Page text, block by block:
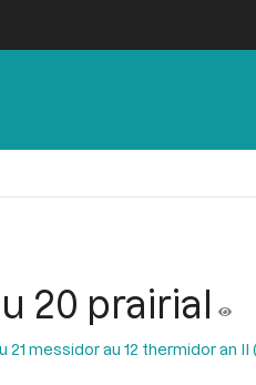
20 prairial
21 messidor au 12 thermidor an II